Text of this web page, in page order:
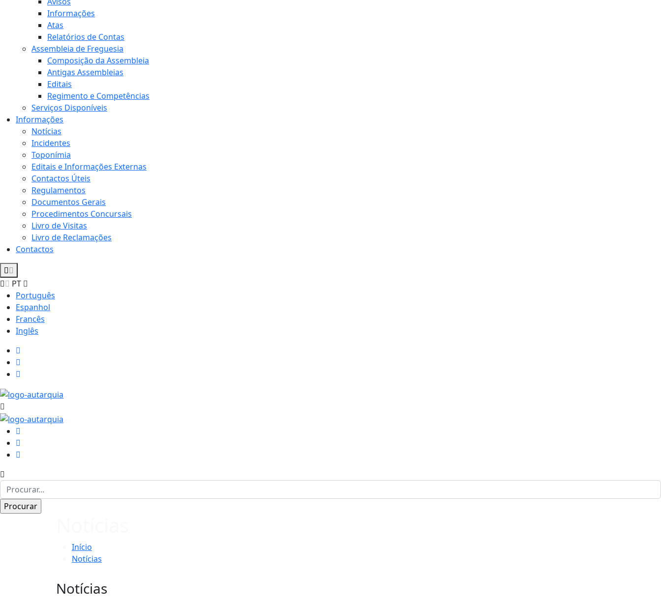
Informações
Atas
Relatórios de Contas
Assembleia de Freguesia
Composição da Assembleia
Antigas Assembleias
Editais
Regimento e Competências
Serviços Disponíveis
Informações
Notícias
Incidentes
Toponímia
Editais e Informações Externas
Contactos Úteis
Regulamentos
Documentos Gerais
Procedimentos Concursais
Livro de Visitas
Livro de Reclamações
Contactos
PT
Português
Espanhol
Francês
Inglês
Início
Notícias
Notícias